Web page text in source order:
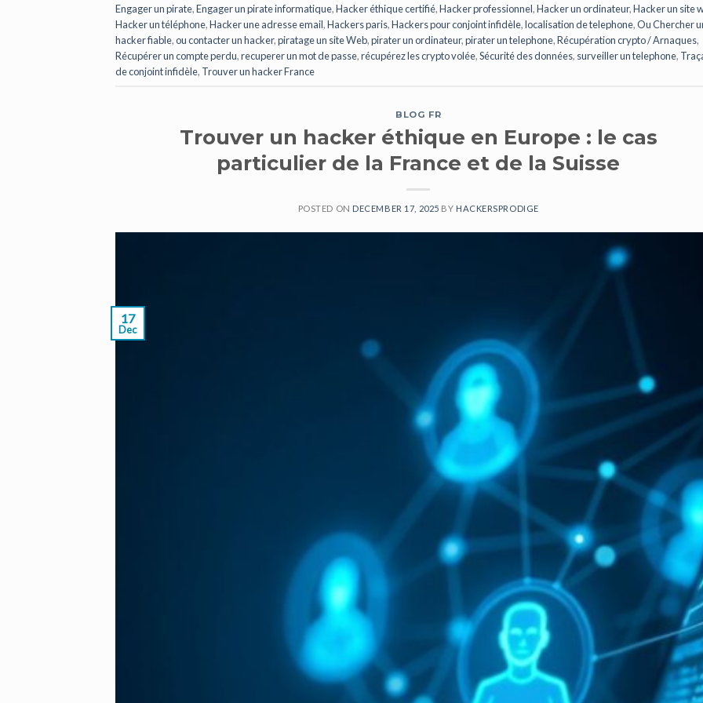
Engager un pirate,Engager un pirate informatique,Hacker éthique certifié,Hacker professionnel,Hacker un ordinateur,Hacker un site
Hacker un téléphone,Hacker une adresse email,Hackers paris,Hackers pour conjoint infidèle,localisation de telephone,Ou Chercher
hacker fiable,ou contacter un hacker,piratage un site Web,pirater un ordinateur,pirater un telephone,Récupération crypto / Arnaques,
Récupérer un compte perdu,recuperer un mot de passe,récupérez les crypto volée,Sécurité des données, surveiller un telephone,
de conjoint infidèle, Trouver un hacker France
BLOG FR
Trouver un hacker éthique en Europe : le cas
particulier de la France et de la Suisse
POSTED ON DECEMBER 17, 2025 BY HACKERSPRODIGE
17
Dec